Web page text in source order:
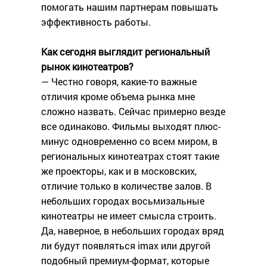
помогать нашим партнерам повышать
эффективность работы.
Как сегодня выглядит региональный
рынок кинотеатров?
— Честно говоря, какие-то важные
отличия кроме объема рынка мне
сложно назвать. Сейчас примерно везде
все одинаково. Фильмы выходят плюс-
минус одновременно со всем миром, в
региональных кинотеатрах стоят такие
же проекторы, как и в московских,
отличие только в количестве залов. В
небольших городах восьмизальные
кинотеатры не имеет смысла строить.
Да, наверное, в небольших городах вряд
ли будут появляться imax или другой
подобный премиум-формат, которые